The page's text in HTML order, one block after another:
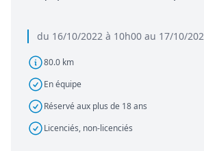
du 16/10/2022 à 10h00 au 17/10/
80.0 km
En équipe
Réservé aux plus de 18 ans
Licenciés, non-licenciés